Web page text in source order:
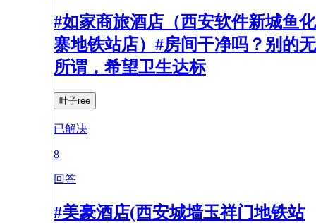
#如家商旅酒店（西安软件新城鱼化
寨地铁站店）#房间干净吗？别的无
所谓，希望卫生达标
叶子ree
已解决
8
回答
#美豪酒店(西安城墙玉祥门地铁站